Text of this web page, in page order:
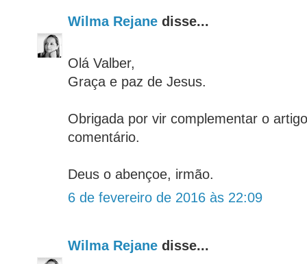
Wilma Rejane disse...
Olá Valber,
Graça e paz de Jesus.
Obrigada por vir complementar o
comentário.
Deus o abençoe, irmão.
6 de fevereiro de 2016 às 22:09
Wilma Rejane disse...